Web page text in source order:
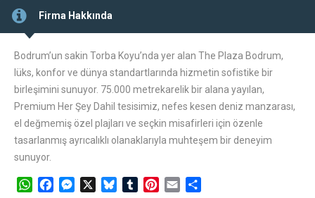
Firma Hakkında
Bodrum’un sakin Torba Koyu’nda yer alan The Plaza Bodrum,
lüks, konfor ve dünya standartlarında hizmetin sofistike bir
birleşimini sunuyor. 75.000 metrekarelik bir alana yayılan,
Premium Her Şey Dahil tesisimiz, nefes kesen deniz manzarası,
el değmemiş özel plajları ve seçkin misafirleri için özenle
tasarlanmış ayrıcalıklı olanaklarıyla muhteşem bir deneyim
sunuyor.
WhatsAppFacebookMessengerBlueskyTumblrPinterest
Email